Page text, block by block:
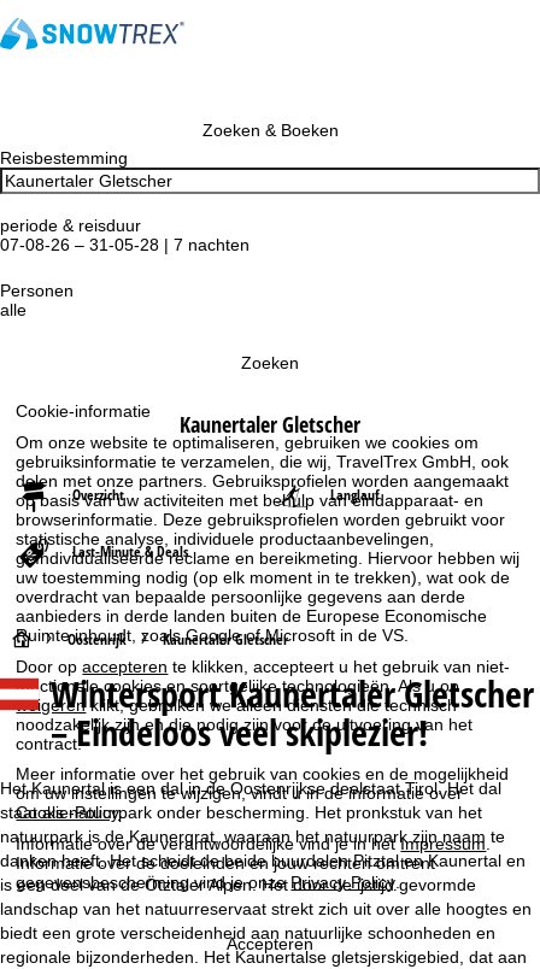
Cookie-informatie
Om onze website te optimaliseren, gebruiken we cookies om
gebruiksinformatie te verzamelen, die wij, TravelTrex GmbH, ook
delen met onze partners. Gebruiksprofielen worden aangemaakt
op basis van uw activiteiten met behulp van eindapparaat- en
browserinformatie. Deze gebruiksprofielen worden gebruikt voor
statistische analyse, individuele productaanbevelingen,
geïndividualiseerde reclame en bereikmeting. Hiervoor hebben wij
uw toestemming nodig (op elk moment in te trekken), wat ook de
overdracht van bepaalde persoonlijke gegevens aan derde
aanbieders in derde landen buiten de Europese Economische
Ruimte inhoudt, zoals Google of Microsoft in de VS.
Door opaccepteren te klikken, accepteert u het gebruik van niet-
functionele cookies en soortgelijke technologieën. Als u op
weigerenklikt, gebruiken we alleen diensten die technisch
noodzakelijk zijn en die nodig zijn voor de uitvoering van het
contract.
Meer informatie over het gebruik van cookies en de mogelijkheid
om uw instellingen te wijzigen, vindt u in de informatie over
Cookie-Policy.
Informatie over de verantwoordelijke vind je in hetImpressum
Informatie over de doeleinden en jouw rechten omtrent
gegevensbescherming vind je onzePrivacy Policy.
Accepteren
Zoeken & Boeken
Reisbestemming
periode & reisduur
07-08-26 – 31-05-28 | 7 nachten
Personen
alle
Zoeken
Kaunertaler Gletscher
Overzicht Langlauf
Last-Minute & Deals
S
t
a
r
t
p
a
Oostenrijk Kaunertaler Gletscher
Wintersport Kaunertaler Gletscher
– Eindeloos veel skiplezier!
Het Kaunertal is een dal in de Oostenrijkse deelstaat Tirol. Het dal
staat als natuurpark onder bescherming. Het pronkstuk van het
natuurpark is de Kaunergrat, waaraan het natuurpark zijn naam te
danken heeft. Het scheidt de beide buurdalen Pitztal en Kaunertal en
is een deel van de Ötztaler Alpen. Het door de ijstijd gevormde
landschap van het natuurreservaat strekt zich uit over alle hoogtes en
biedt een grote verscheidenheid aan natuurlijke schoonheden en
regionale bijzonderheden. Het Kaunertalse gletsjerskigebied, dat aan